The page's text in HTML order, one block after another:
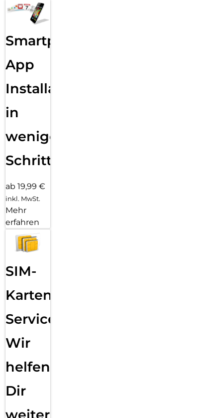
Smartphone
App
Installation
in
wenigen
Schritten
ab 19,99 €
inkl. MwSt.
Mehr
erfahren
SIM-
Karten
Service:
Wir
helfen
Dir
weiter